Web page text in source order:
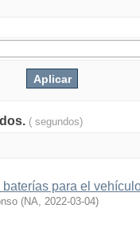
( segundos)
para el
(NA, 2022-03-04)